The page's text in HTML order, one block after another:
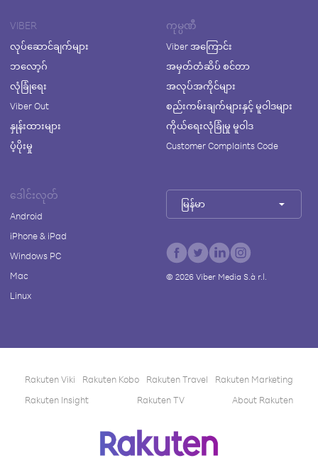
VIBER
လုပ်ဆောင်ချက်များ
ဘလော့ဂ်
လုံခြုံရေး
Viber Out
နှုန်းထားများ
ပံ့ပိုးမှု
ကုမ္ပဏီ
Viber အကြောင်း
အမှတ်တံဆိပ် စင်တာ
အလုပ်အကိုင်များ
စည်းကမ်းချက်များနှင့် မူဝါဒများ
ကိုယ်ရေးလုံခြုံမှု မူဝါဒ
Customer Complaints Code
ဒေါင်းလုတ်
Android
iPhone & iPad
Windows PC
Mac
Linux
မြန်မာ
© 2026Viber Media S.à r.l.
Rakuten Viki Rakuten Kobo Rakuten Travel
Rakuten Marketing
Rakuten Insight
Rakuten TV About Rakuten